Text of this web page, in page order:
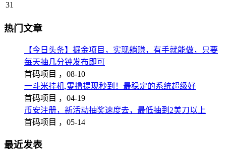
31
热门文章
【今日头条】掘金项目，实现躺赚，有手就能做，只要
每天抽几分钟发布即可
首码项目 ， 08-10
一斗米挂机,零撸提现秒到！最稳定的系统超级好
首码项目 ， 04-19
币安注册，新活动抽奖速度去，最低抽到2美刀以上
首码项目 ， 05-14
最近发表